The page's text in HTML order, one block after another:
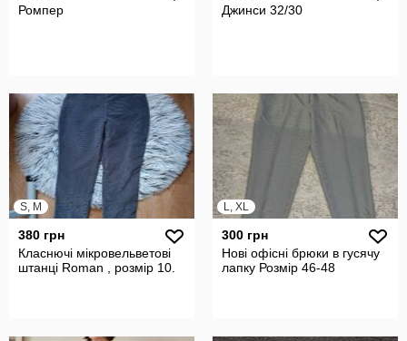
Ромпер
Джинси 32/30
S, M
380 грн
Класнючі мікровельветові
штанці Roman , розмір 10.
L, XL
300 грн
Нові офісні брюки в гусячу
лапку Розмір 46-48